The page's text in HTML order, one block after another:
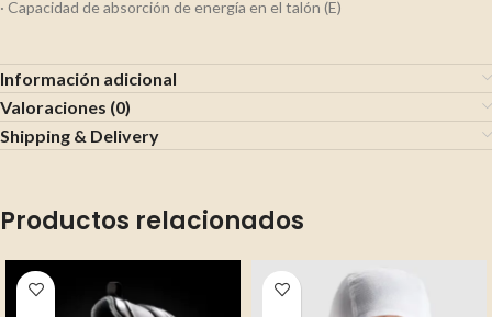
· Capacidad de absorción de energía en el talón (E)
Información adicional
Valoraciones (0)
Shipping & Delivery
Productos relacionados